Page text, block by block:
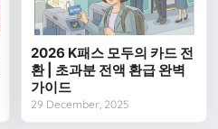
2026 K패스 모두의 카드 전
환 | 초과분 전액 환급 완벽
가이드
29 December, 2025